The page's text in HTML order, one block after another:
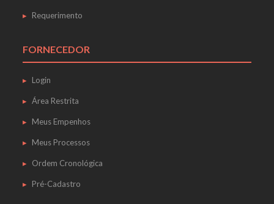
Requerimento
FORNECEDOR
Login
Área Restrita
Meus Empenhos
Meus Processos
Ordem Cronológica
Pré-Cadastro